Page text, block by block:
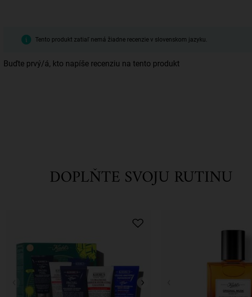
Tento produkt zatiaľ nemá žiadne recenzie v slovenskom jazyku.
Buďte prvý/á, kto napíše recenziu na tento produkt
DOPLŇTE SVOJU RUTINU